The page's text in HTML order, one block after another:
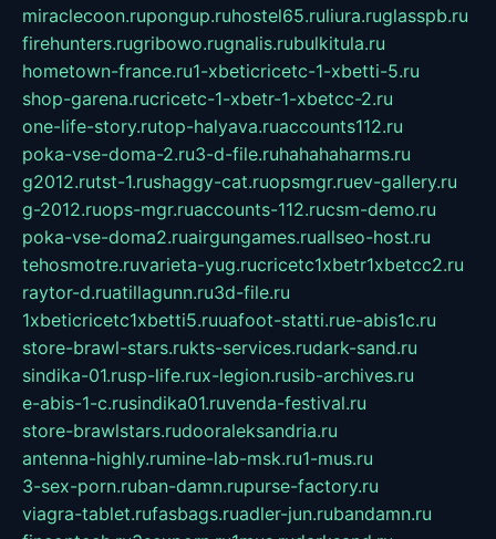
miraclecoon.rupongup.ruhostel65.ruliura.ruglasspb.ru
firehunters.rugribowo.rugnalis.rubulkitula.ru
hometown-france.ru1-xbeticricetc-1-xbetti-5.ru
shop-garena.rucricetc-1-xbetr-1-xbetcc-2.ru
one-life-story.rutop-halyava.ruaccounts112.ru
poka-vse-doma-2.ru3-d-file.ruhahahaharms.ru
g2012.rutst-1.rushaggy-cat.ruopsmgr.ruev-gallery.ru
g-2012.ruops-mgr.ruaccounts-112.rucsm-demo.ru
poka-vse-doma2.ruairgungames.ruallseo-host.ru
tehosmotre.ruvarieta-yug.rucricetc1xbetr1xbetcc2.ru
raytor-d.ruatillagunn.ru3d-file.ru
1xbeticricetc1xbetti5.ruuafoot-statti.rue-abis1c.ru
store-brawl-stars.rukts-services.rudark-sand.ru
sindika-01.rusp-life.rux-legion.rusib-archives.ru
e-abis-1-c.rusindika01.ruvenda-festival.ru
store-brawlstars.rudooraleksandria.ru
antenna-highly.rumine-lab-msk.ru1-mus.ru
3-sex-porn.ruban-damn.rupurse-factory.ru
viagra-tablet.rufasbags.ruadler-jun.rubandamn.ru